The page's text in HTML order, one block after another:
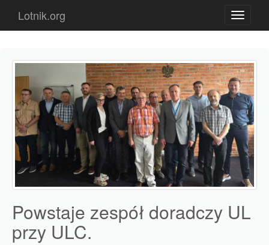
Toggle
Lotnik.org
Powstaje zespół doradczy UL
przy ULC.